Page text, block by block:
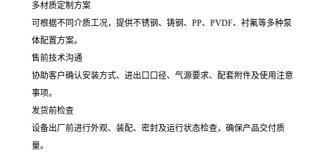
多材质定制方案
可根据不同介质工况，提供不锈钢、铸钢、PP、PVDF、衬氟等多种泵
体配置方案。
售前技术沟通
协助客户确认安装方式、进出口口径、气源要求、配套附件及使用注意
事项。
发货前检查
设备出厂前进行外观、装配、密封及运行状态检查，确保产品交付质
量。